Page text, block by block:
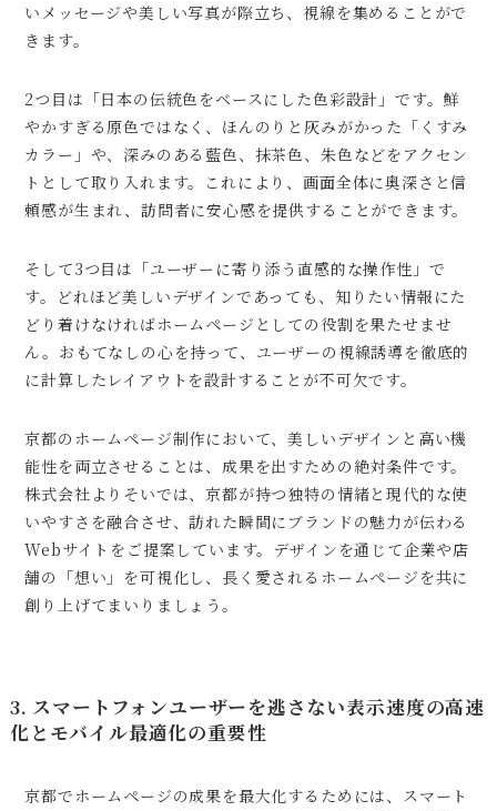
いメッセージや美しい写真が際立ち、視線を集めることがで
きます。
2つ目は「日本の伝統色をベースにした色彩設計」です。鮮
やかすぎる原色ではなく、ほんのりと灰みがかった「くすみ
カラー」や、深みのある藍色、抹茶色、朱色などをアクセン
トとして取り入れます。これにより、画面全体に奥深さと信
頼感が生まれ、訪問者に安心感を提供することができます。
そして3つ目は「ユーザーに寄り添う直感的な操作性」で
す。どれほど美しいデザインであっても、知りたい情報にた
どり着けなければホームページとしての役割を果たせませ
ん。おもてなしの心を持って、ユーザーの視線誘導を徹底的
に計算したレイアウトを設計することが不可欠です。
京都のホームページ制作において、美しいデザインと高い機
能性を両立させることは、成果を出すための絶対条件です。
株式会社よりそいでは、京都が持つ独特の情緒と現代的な使
いやすさを融合させ、訪れた瞬間にブランドの魅力が伝わる
Webサイトをご提案しています。デザインを通じて企業や店
舗の「想い」を可視化し、長く愛されるホームページを共に
創り上げてまいりましょう。
3. スマートフォンユーザーを逃さない表示速度の高速
化とモバイル最適化の重要性
京都でホームページの成果を最大化するためには、スマート